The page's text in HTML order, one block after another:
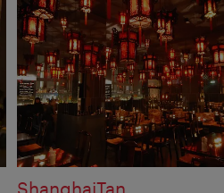
ShanghaiTan